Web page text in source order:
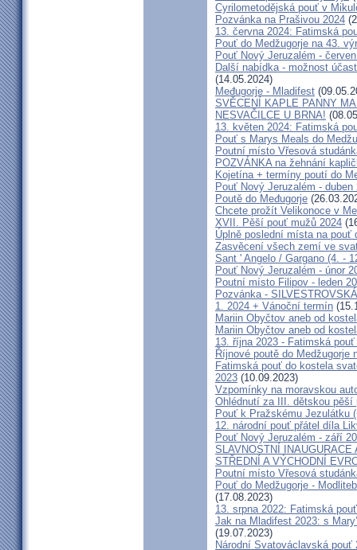
Cyrilometodějská pouť v
Pozvánka na Prašivou 2024
13. června 2024: Fatimská
Pouť do Medžugorje na 43.
Pouť Nový Jeruzalém -
Další nabídka - možnost
(14.05.2024)
Međugorje - Mladifest
SVĚCENÍ KAPLE PANNY
NESVAČILCE U BRNA!
13. květen 2024: Fatimská
Pouť s Marys Meals do
Poutní místo Vřesová
POZVÁNKA na žehnání
Kojetína + termíny poutí do
Pouť Nový Jeruzalém - duben
Poutě do Međugorje
Chcete prožít Velikonoce v
XVII. Pěší pouť mužů 2024
Úplně poslední místa na pouť
Zasvěcení všech zemí ve
Sant ' Angelo / Gargano (4. -
Pouť Nový Jeruzalém - únor
Poutní místo Filipov - leden
Pozvánka -
1. 2024 + Vánoční termín
Mariin Obyčtov aneb od
Mariin Obyčtov aneb od
13. října 2023 - Fatimská
Říjnové poutě do Medžugorje
Fatimská pouť do kostela
2023 (10.09.2023)
Vzpomínky na moravskou
Ohlédnutí za III. dětskou pěší
Pouť k Pražskému Jezulátku
12. národní pouť přátel díla
Pouť Nový Jeruzalém - září
SLAVNOSTNÍ
STŘEDNÍ A VÝCHODNÍ
Poutní místo Vřesová
Pouť do Medžugorje -
(17.08.2023)
13. srpna 2022: Fatimská
Jak na Mladifest 2023: s
(19.07.2023)
Národní Svatováclavská pouť